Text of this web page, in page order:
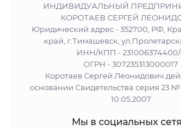
ИНДИВИДУАЛЬНЫЙ
КОРОТАЕВ СЕРГЕЙ
Юридический адрес - 352700, РФ,
край, г.Тимашевск,
ИНН/КПП -
ОГРН - 307235313000017
Коротаев Сергей Леонидович
основании Свидетельства серия 23 №
10.05.2007
Мы в социальных